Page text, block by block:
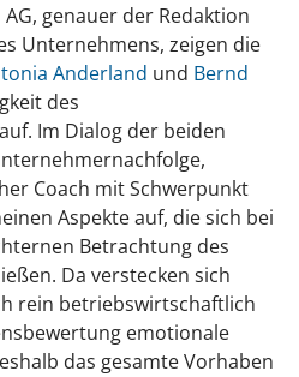
genauer der Redaktion
Unternehmens, zeigen die
Anderland und Bernd
des
Im Dialog der beiden
Coach mit Schwerpunkt
Aspekte auf, die sich bei
Betrachtung des
Da verstecken sich
rein betriebswirtschaftlich
emotionale
das gesamte Vorhaben